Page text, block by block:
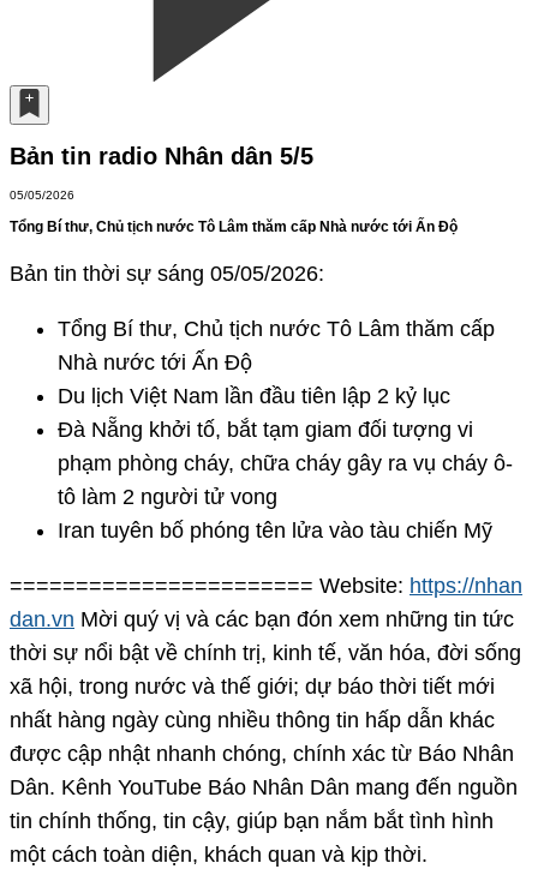
Bản tin radio Nhân dân 5/5
05/05/2026
Tổng Bí thư, Chủ tịch nước Tô Lâm thăm cấp Nhà nước tới Ấn Độ
Bản tin thời sự sáng 05/05/2026:
Tổng Bí thư, Chủ tịch nước Tô Lâm thăm cấp
Nhà nước tới Ấn Độ
Du lịch Việt Nam lần đầu tiên lập 2 kỷ lục
Đà Nẵng khởi tố, bắt tạm giam đối tượng vi
phạm phòng cháy, chữa cháy gây ra vụ cháy ô-
tô làm 2 người tử vong
Iran tuyên bố phóng tên lửa vào tàu chiến Mỹ
======================= Website: https://nhan
dan.vn Mời quý vị và các bạn đón xem những tin tức
thời sự nổi bật về chính trị, kinh tế, văn hóa, đời sống
xã hội, trong nước và thế giới; dự báo thời tiết mới
nhất hàng ngày cùng nhiều thông tin hấp dẫn khác
được cập nhật nhanh chóng, chính xác từ Báo Nhân
Dân. Kênh YouTube Báo Nhân Dân mang đến nguồn
tin chính thống, tin cậy, giúp bạn nắm bắt tình hình
một cách toàn diện, khách quan và kịp thời.